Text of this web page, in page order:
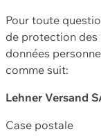
Pour toute
de protection des
données
comme suit:
Lehner Versand
Case postale